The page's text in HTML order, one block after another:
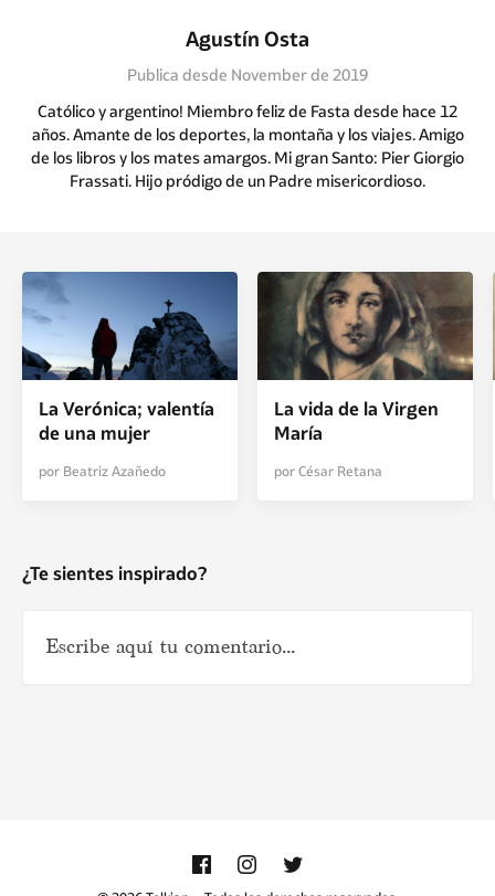
Agustín Osta
Publica desde November de 2019
Católico y argentino! Miembro feliz de Fasta desde hace 12
años. Amante de los deportes, la montaña y los viajes. Amigo
de los libros y los mates amargos. Mi gran Santo: Pier Giorgio
Frassati. Hijo pródigo de un Padre misericordioso.
La Verónica; valentía
de una mujer
por Beatriz Azañedo
La vida de la Virgen
María
por César Retana
¿Te sientes inspirado?